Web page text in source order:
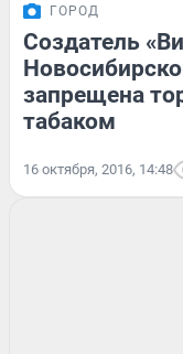
ГОРОД
Создатель
запрещена
табаком
16 октября, 2016, 14:48